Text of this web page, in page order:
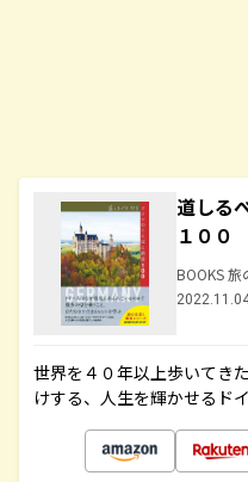
道しる
１００
BOOKS
世界を４０年以上歩いてき
けする、人生を輝かせるド